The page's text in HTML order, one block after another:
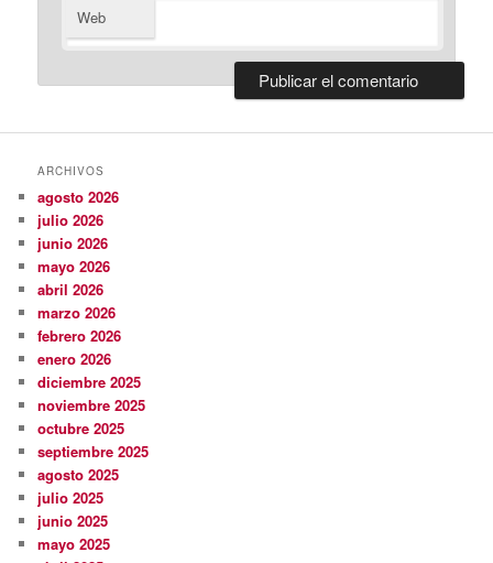
Web
ARCHIVOS
agosto 2026
julio 2026
junio 2026
mayo 2026
abril 2026
marzo 2026
febrero 2026
enero 2026
diciembre 2025
noviembre 2025
octubre 2025
septiembre 2025
agosto 2025
julio 2025
junio 2025
mayo 2025